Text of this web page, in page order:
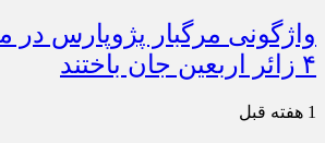
واژگونی مرگبار پژوپارس در
۴ زائر اربعین جان باختند
1 هفته قبل